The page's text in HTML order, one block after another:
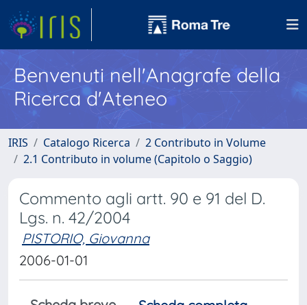
Benvenuti nell'Anagrafe della
Ricerca d'Ateneo
IRIS Catalogo Ricerca
2 Contributo in Volume
2.1 Contributo in volume (Capitolo o Saggio)
Commento agli artt. 90 e 91 del D.
Lgs. n. 42/2004
PISTORIO, Giovanna
2006-01-01